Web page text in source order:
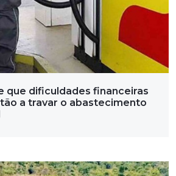
que dificuldades financeiras
a travar o abastecimento